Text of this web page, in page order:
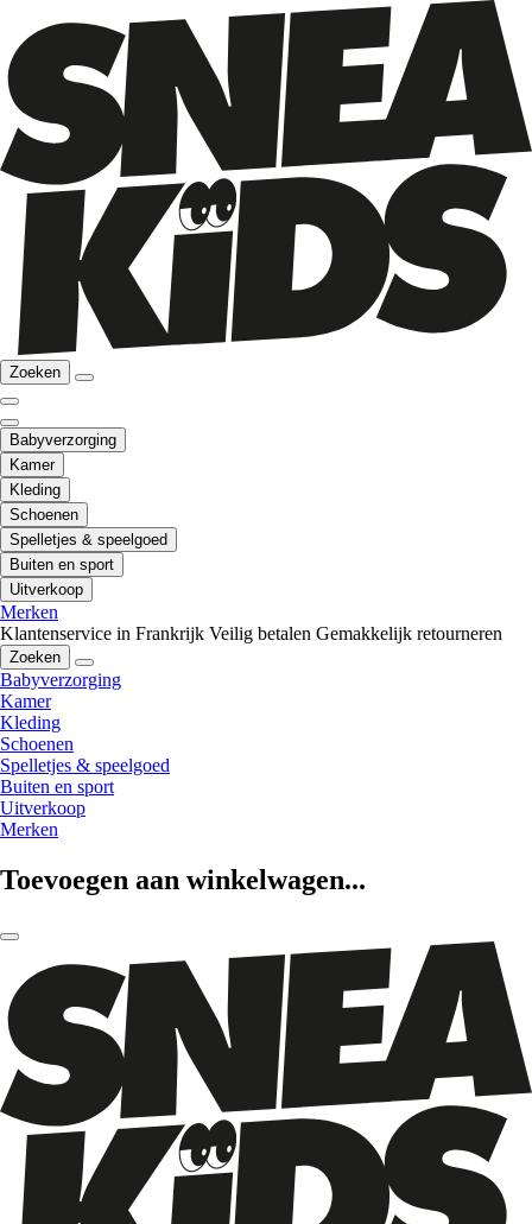
Zoeken
Babyverzorging
Kamer
Kleding
Schoenen
Spelletjes & speelgoed
Buiten en sport
Uitverkoop
Merken
Klantenservice in Frankrijk Veilig betalen Gemakkelijk retourneren
Zoeken
Babyverzorging
Kamer
Kleding
Schoenen
Spelletjes & speelgoed
Buiten en sport
Uitverkoop
Merken
Toevoegen aan winkelwagen...